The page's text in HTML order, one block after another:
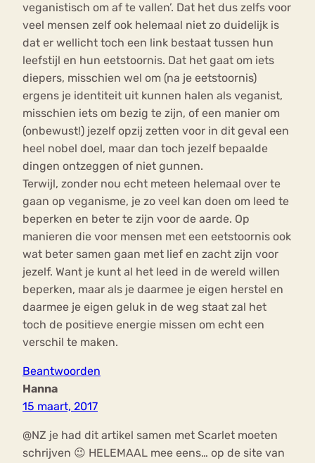
veganistisch om af te vallen’. Dat het dus zelfs voor
veel mensen zelf ook helemaal niet zo duidelijk is
dat er wellicht toch een link bestaat tussen hun
leefstijl en hun eetstoornis. Dat het gaat om iets
diepers, misschien wel om (na je eetstoornis)
ergens je identiteit uit kunnen halen als veganist,
misschien iets om bezig te zijn, of een manier om
(onbewust!) jezelf opzij zetten voor in dit geval een
heel nobel doel, maar dan toch jezelf bepaalde
dingen ontzeggen of niet gunnen.
Terwijl, zonder nou echt meteen helemaal over te
gaan op veganisme, je zo veel kan doen om leed te
beperken en beter te zijn voor de aarde. Op
manieren die voor mensen met een eetstoornis ook
wat beter samen gaan met lief en zacht zijn voor
jezelf. Want je kunt al het leed in de wereld willen
beperken, maar als je daarmee je eigen herstel en
daarmee je eigen geluk in de weg staat zal het
toch de positieve energie missen om echt een
verschil te maken.
Beantwoorden
Hanna
15 maart, 2017
@NZ je had dit artikel samen met Scarlet moeten
schrijven 😉 HELEMAAL mee eens… op de site van